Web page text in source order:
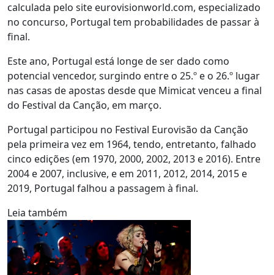
calculada pelo site eurovisionworld.com, especializado
no concurso, Portugal tem probabilidades de passar à
final.
Este ano, Portugal está longe de ser dado como
potencial vencedor, surgindo entre o 25.º e o 26.º lugar
nas casas de apostas desde que Mimicat venceu a final
do Festival da Canção, em março.
Portugal participou no Festival Eurovisão da Canção
pela primeira vez em 1964, tendo, entretanto, falhado
cinco edições (em 1970, 2000, 2002, 2013 e 2016). Entre
2004 e 2007, inclusive, e em 2011, 2012, 2014, 2015 e
2019, Portugal falhou a passagem à final.
Leia também